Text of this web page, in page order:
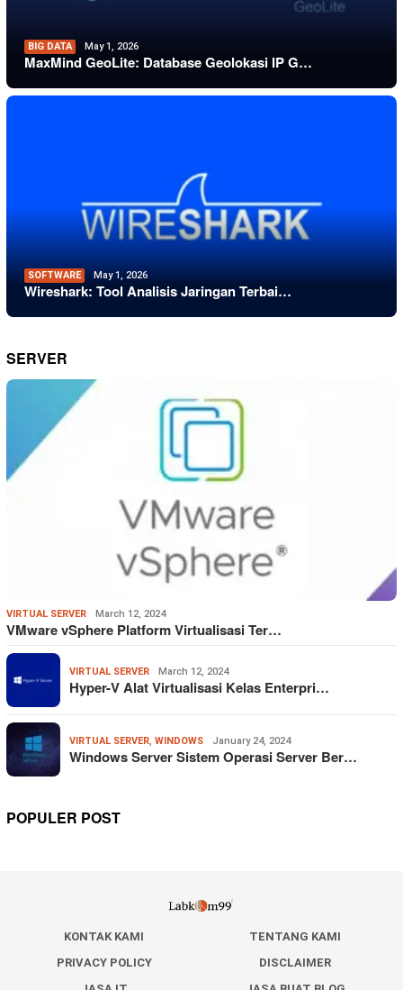
BIG DATA May 1, 2026
MaxMind GeoLite: Database Geolokasi IP G…
SOFTWARE May 1, 2026
Wireshark: Tool Analisis Jaringan Terbai…
SERVER
VIRTUAL SERVER March 12, 2024
VMware vSphere Platform Virtualisasi Ter…
VIRTUAL SERVER March 12, 2024
Hyper-V Alat Virtualisasi Kelas Enterpri…
VIRTUAL SERVER, WINDOWS January 24, 2024
Windows Server Sistem Operasi Server Ber…
POPULER POST
KONTAK KAMI
TENTANG KAMI
PRIVACY POLICY
DISCLAIMER